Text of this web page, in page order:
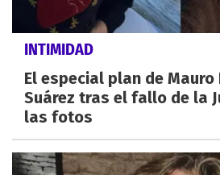
INTIMIDAD
El especial plan de Mauro
Suárez tras el fallo de la
las fotos